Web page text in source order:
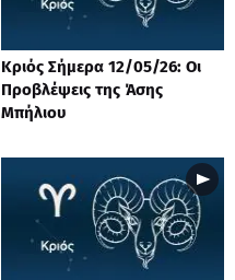
Κριός Σήμερα 12/05/26: Οι
Προβλέψεις της Άσης
Μπήλιου